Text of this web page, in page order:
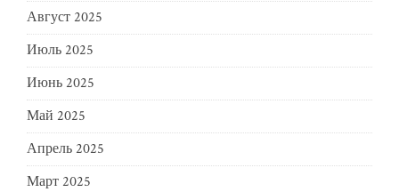
Август 2025
Июль 2025
Июнь 2025
Май 2025
Апрель 2025
Март 2025